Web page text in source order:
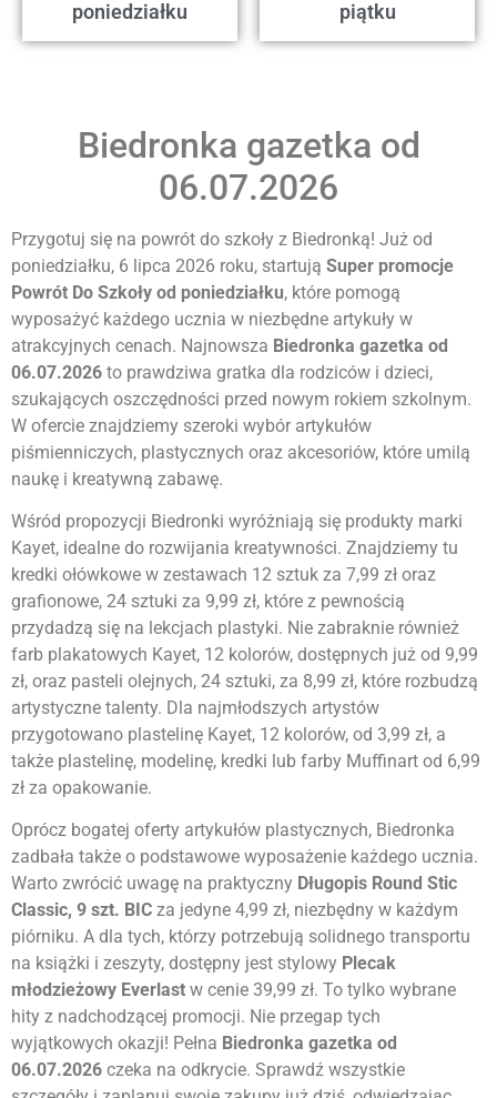
poniedziałku
piątku
Biedronka gazetka od
06.07.2026
Przygotuj się na powrót do szkoły z Biedronką! Już od
poniedziałku, 6 lipca 2026 roku, startują Super promocje
Powrót Do Szkoły od poniedziałku, które pomogą
wyposażyć każdego ucznia w niezbędne artykuły w
atrakcyjnych cenach. Najnowsza Biedronka gazetka od
06.07.2026 to prawdziwa gratka dla rodziców i dzieci,
szukających oszczędności przed nowym rokiem szkolnym.
W ofercie znajdziemy szeroki wybór artykułów
piśmienniczych, plastycznych oraz akcesoriów, które umilą
naukę i kreatywną zabawę.
Wśród propozycji Biedronki wyróżniają się produkty marki
Kayet, idealne do rozwijania kreatywności. Znajdziemy tu
kredki ołówkowe w zestawach 12 sztuk za 7,99 zł oraz
grafionowe, 24 sztuki za 9,99 zł, które z pewnością
przydadzą się na lekcjach plastyki. Nie zabraknie również
farb plakatowych Kayet, 12 kolorów, dostępnych już od 9,99
zł, oraz pasteli olejnych, 24 sztuki, za 8,99 zł, które rozbudzą
artystyczne talenty. Dla najmłodszych artystów
przygotowano plastelinę Kayet, 12 kolorów, od 3,99 zł, a
także plastelinę, modelinę, kredki lub farby Muffinart od 6,99
zł za opakowanie.
Oprócz bogatej oferty artykułów plastycznych, Biedronka
zadbała także o podstawowe wyposażenie każdego ucznia.
Warto zwrócić uwagę na praktyczny Długopis Round Stic
Classic, 9 szt. BIC za jedyne 4,99 zł, niezbędny w każdym
piórniku. A dla tych, którzy potrzebują solidnego transportu
na książki i zeszyty, dostępny jest stylowy Plecak
młodzieżowy Everlast w cenie 39,99 zł. To tylko wybrane
hity z nadchodzącej promocji. Nie przegap tych
wyjątkowych okazji! Pełna Biedronka gazetka od
06.07.2026 czeka na odkrycie. Sprawdź wszystkie